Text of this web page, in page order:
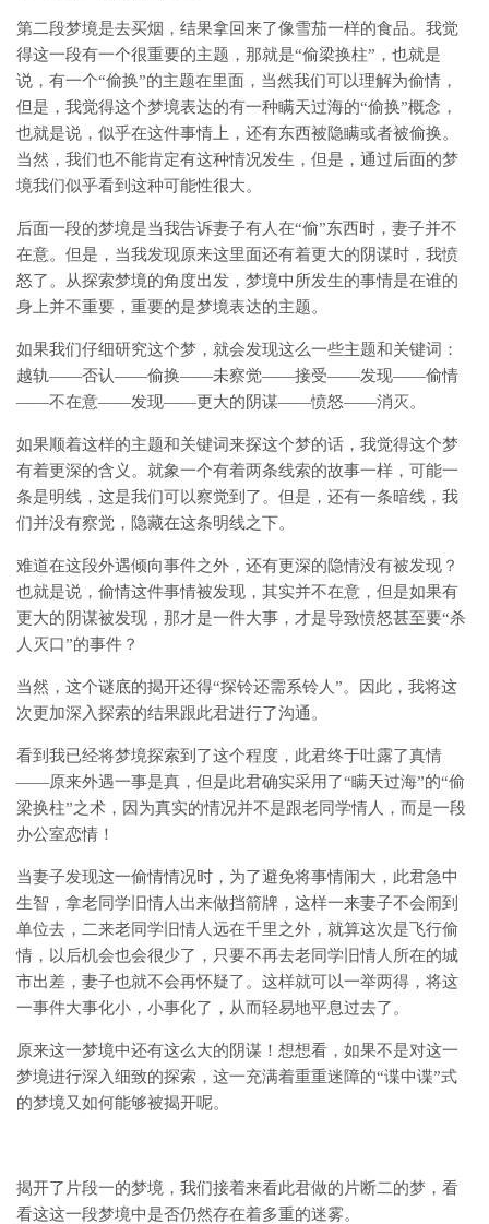
第二段梦境是去买烟，结果拿回来了像雪茄一样的食品。我觉
得这一段有一个很重要的主题，那就是“偷梁换柱”，也就是
说，有一个“偷换”的主题在里面，当然我们可以理解为偷情，
但是，我觉得这个梦境表达的有一种瞒天过海的“偷换”概念，
也就是说，似乎在这件事情上，还有东西被隐瞒或者被偷换。
当然，我们也不能肯定有这种情况发生，但是，通过后面的梦
境我们似乎看到这种可能性很大。
后面一段的梦境是当我告诉妻子有人在“偷”东西时，妻子并不
在意。但是，当我发现原来这里面还有着更大的阴谋时，我愤
怒了。从探索梦境的角度出发，梦境中所发生的事情是在谁的
身上并不重要，重要的是梦境表达的主题。
如果我们仔细研究这个梦，就会发现这么一些主题和关键词：
越轨——否认——偷换——未察觉——接受——发现——偷情
——不在意——发现——更大的阴谋——愤怒——消灭。
如果顺着这样的主题和关键词来探这个梦的话，我觉得这个梦
有着更深的含义。就象一个有着两条线索的故事一样，可能一
条是明线，这是我们可以察觉到了。但是，还有一条暗线，我
们并没有察觉，隐藏在这条明线之下。
难道在这段外遇倾向事件之外，还有更深的隐情没有被发现？
也就是说，偷情这件事情被发现，其实并不在意，但是如果有
更大的阴谋被发现，那才是一件大事，才是导致愤怒甚至要“杀
人灭口”的事件？
当然，这个谜底的揭开还得“探铃还需系铃人”。因此，我将这
次更加深入探索的结果跟此君进行了沟通。
看到我已经将梦境探索到了这个程度，此君终于吐露了真情
——原来外遇一事是真，但是此君确实采用了“瞒天过海”的“偷
梁换柱”之术，因为真实的情况并不是跟老同学情人，而是一段
办公室恋情！
当妻子发现这一偷情情况时，为了避免将事情闹大，此君急中
生智，拿老同学旧情人出来做挡箭牌，这样一来妻子不会闹到
单位去，二来老同学旧情人远在千里之外，就算这次是飞行偷
情，以后机会也会很少了，只要不再去老同学旧情人所在的城
市出差，妻子也就不会再怀疑了。这样就可以一举两得，将这
一事件大事化小，小事化了，从而轻易地平息过去了。
原来这一梦境中还有这么大的阴谋！想想看，如果不是对这一
梦境进行深入细致的探索，这一充满着重重迷障的“谍中谍”式
的梦境又如何能够被揭开呢。
揭开了片段一的梦境，我们接着来看此君做的片断二的梦，看
看这这一段梦境中是否仍然存在着多重的迷雾。